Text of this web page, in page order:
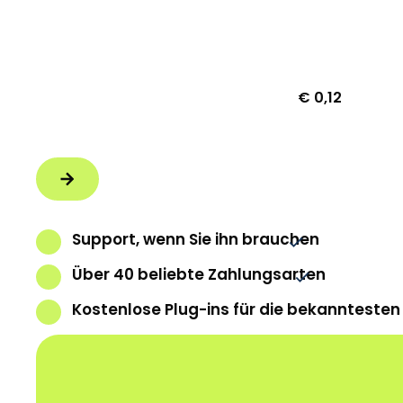
€ 0,12
Support, wenn Sie ihn brauchen
Über 40 beliebte Zahlungsarten
Kostenlose Plug-ins für die